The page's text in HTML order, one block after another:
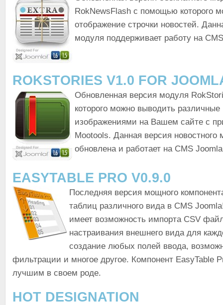
RokNewsFlash с помощью которого
отображение строчки новостей.
модуля поддерживает работу на
ROKSTORIES V1.0 FOR
Обновленная версия модуля
которого можно выводить различные
изображениями на Вашем сайте с
Mootools. Данная версия новостного
обновлена и работает на CMS
EASYTABLE PRO V0.9.0
Последняя версия мощного
таблиц различного вида в CMS
имеет возможность импорта CSV
настраивания внешнего вида для
создание любых полей ввода,
фильтрации и многое другое. Компонент EasyTable
лучшим в своем роде.
HOT DESIGNATION